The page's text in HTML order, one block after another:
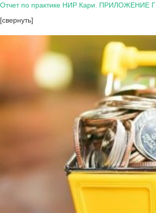
Отчет по практике НИР Кари. ПРИЛОЖЕНИЕ Г
[свернуть]